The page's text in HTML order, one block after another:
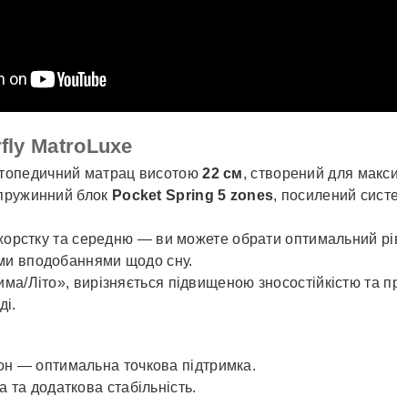
MatroLuxe
матрац висотою22 см, створений для
блок Pocket Spring 5 zones, посилений
жорстку та середню — ви можете обрати оптимальний
вподобаннями щодо сну.
Літо», вирізняється підвищеною зносостійкістю та
— оптимальна точкова підтримка.
додаткова стабільність.